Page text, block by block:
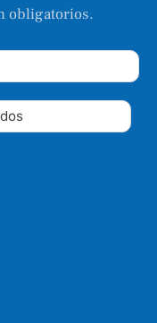
obligatorios.